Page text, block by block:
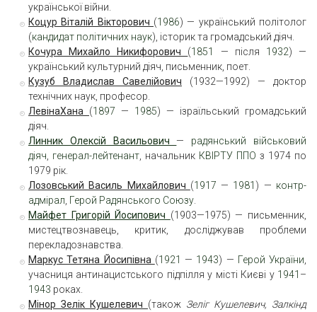
української війни.
Коцур Віталій Вікторович (1986) — український політолог
(кандидат політичних наук), історик та громадський діяч.
Кочура Михайло Никифорович (1851 — після 1932) —
український культурний діяч, письменник, поет.
Кузуб Владислав Савелійович (1932—1992) — доктор
технічних наук, професор.
ЛевінаХана (1897 — 1985) — ізраїльський громадський
діяч.
Линник Олексій Васильович — радянський
військовий
діяч
генерал-лейтенант , начальник КВІРТУ ППО з 1974 по
1979 рік.
Лозовський Василь Михайлович (1917 — 1981 ) — контр-
адмірал Герой Радянського Союзу
Майфет Григорій Йосипович (1903—1975) — письменник,
мистецтвознавець, критик, досліджував проблеми
перекладознавства.
Маркус Тетяна Йосипівна (1921 — 1943) — Герой України
учасниця антинацистського підпілля у місті Києві у 1941 –
1943 роках.
Мінор Зелік Кушелевич (також Зеліг Кушелевич, Залкінд